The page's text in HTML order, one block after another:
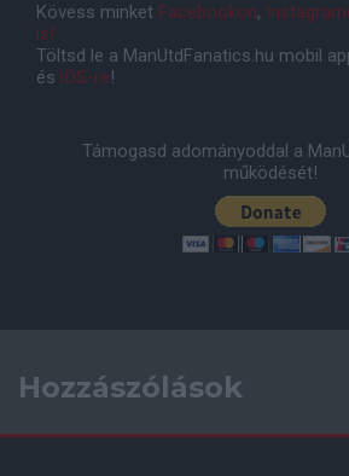
Kövess minket Facebookon,
is!
Töltsd le a ManUtdFanatics.hu mobil
és iOS-re!
Támogasd adományoddal a
működését!
Hozzászólások